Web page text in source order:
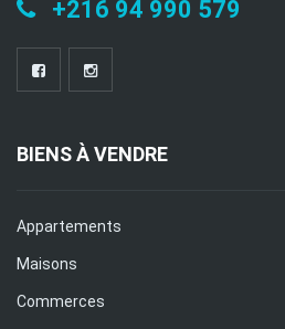
+216 94 990 579
BIENS À VENDRE
Appartements
Maisons
Commerces